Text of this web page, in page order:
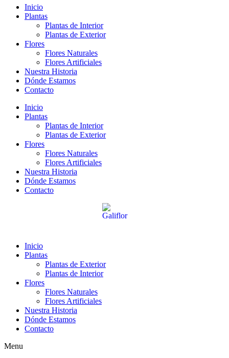
Inicio
Plantas
Plantas de Interior
Plantas de Exterior
Flores
Flores Naturales
Flores Artificiales
Nuestra Historia
Dónde Estamos
Contacto
Inicio
Plantas
Plantas de Interior
Plantas de Exterior
Flores
Flores Naturales
Flores Artificiales
Nuestra Historia
Dónde Estamos
Contacto
Inicio
Plantas
Plantas de Exterior
Plantas de Interior
Flores
Flores Naturales
Flores Artificiales
Nuestra Historia
Dónde Estamos
Contacto
Menu